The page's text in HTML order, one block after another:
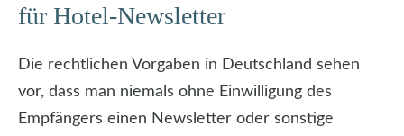
für Hotel-Newsletter
Die rechtlichen Vorgaben in Deutschland sehen
vor, dass man niemals ohne Einwilligung des
Empfängers einen Newsletter oder sonstige